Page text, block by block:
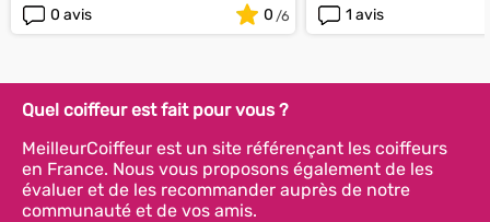
0 avis
0
1 avis
Quel coiffeur est fait pour vous ?
MeilleurCoiffeur est un site référençant les coiffeurs
en France. Nous vous proposons également de les
évaluer et de les recommander auprès de notre
communauté et de vos amis.